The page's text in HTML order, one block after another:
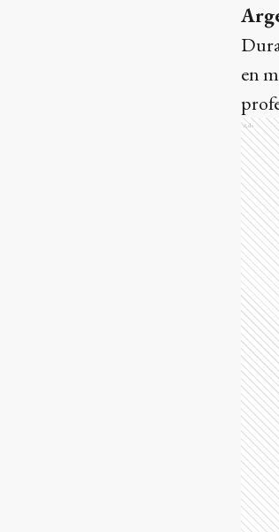
en
Ads